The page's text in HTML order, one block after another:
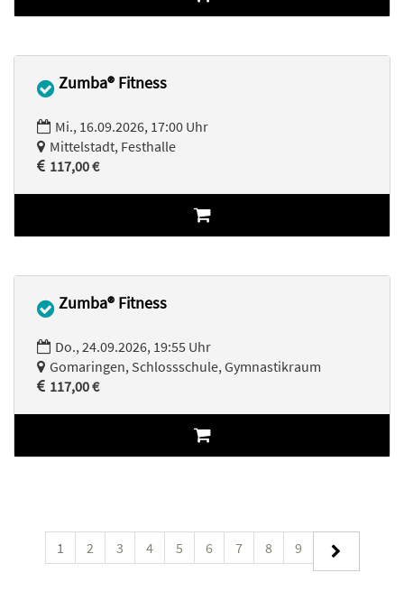
Zumba® Fitness
Mi., 16.09.2026, 17:00 Uhr
Mittelstadt, Festhalle
117,00 €
Zumba® Fitness
Do., 24.09.2026, 19:55 Uhr
Gomaringen, Schlossschule, Gymnastikraum
117,00 €
1 2 3 4 5 6 7 8 9